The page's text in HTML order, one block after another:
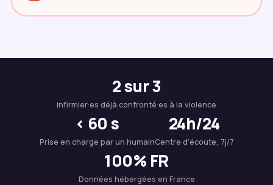
2 sur 3
infirmier·es déjà confronté·es à la violence
< 60 s
Prise en charge par un humain
24h/24
Centre d'écoute, 7j/7
100% FR
Données hébergées en France